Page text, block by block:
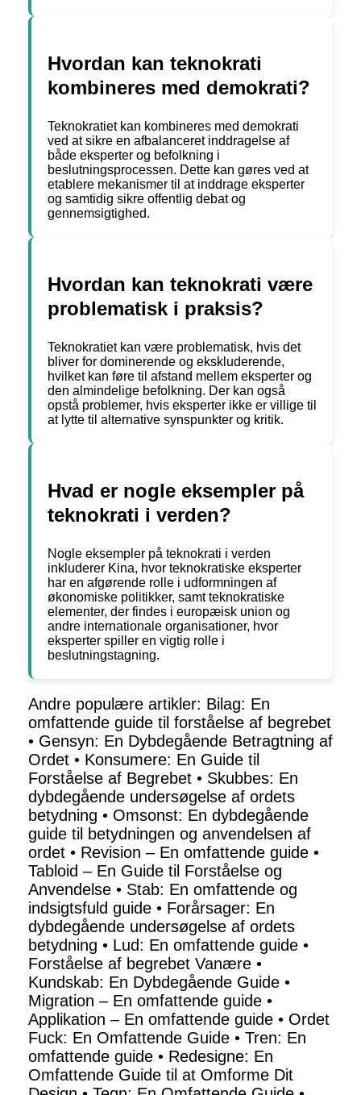
Hvordan kan teknokrati
kombineres med demokrati?
Teknokratiet kan kombineres med demokrati
ved at sikre en afbalanceret inddragelse af
både eksperter og befolkning i
beslutningsprocessen. Dette kan gøres ved at
etablere mekanismer til at inddrage eksperter
og samtidig sikre offentlig debat og
gennemsigtighed.
Hvordan kan teknokrati være
problematisk i praksis?
Teknokratiet kan være problematisk, hvis det
bliver for dominerende og ekskluderende,
hvilket kan føre til afstand mellem eksperter og
den almindelige befolkning. Der kan også
opstå problemer, hvis eksperter ikke er villige til
at lytte til alternative synspunkter og kritik.
Hvad er nogle eksempler på
teknokrati i verden?
Nogle eksempler på teknokrati i verden
inkluderer Kina, hvor teknokratiske eksperter
har en afgørende rolle i udformningen af ​​
økonomiske politikker, samt teknokratiske
elementer, der findes i europæisk union og
andre internationale organisationer, hvor
eksperter spiller en vigtig rolle i
beslutningstagning.
Andre populære artikler: Bilag: En
omfattende guide til forståelse af begrebet
• Gensyn: En Dybdegående Betragtning af
Ordet • Konsumere: En Guide til
Forståelse af Begrebet • Skubbes: En
dybdegående undersøgelse af ordets
betydning • Omsonst: En dybdegående
guide til betydningen og anvendelsen af
ordet • Revision – En omfattende guide •
Tabloid – En Guide til Forståelse og
Anvendelse • Stab: En omfattende og
indsigtsfuld guide • Forårsager: En
dybdegående undersøgelse af ordets
betydning • Lud: En omfattende guide •
Forståelse af begrebet Vanære •
Kundskab: En Dybdegående Guide •
Migration – En omfattende guide •
Applikation – En omfattende guide • Ordet
Fuck: En Omfattende Guide • Tren: En
omfattende guide • Redesigne: En
Omfattende Guide til at Omforme Dit